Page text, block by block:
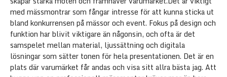
med mässmontrar som fångar intresse för att kunna sticka ut
bland konkurrensen på mässor och event. Fokus på design och
funktion har blivit viktigare än någonsin, och ofta är det
samspelet mellan material, ljussättning och digitala
lösningar som sätter tonen för hela presentationen. Det är en
plats där varumärket får andas och visa sitt allra bästa jag. Att